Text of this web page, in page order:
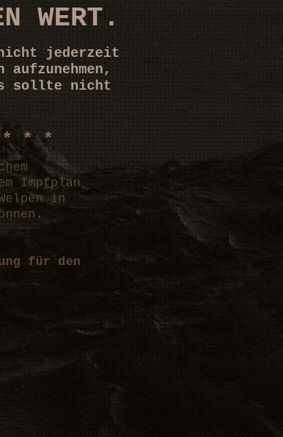
WERT.
nicht jederzeit
sollte nicht
* * *
Impfplan
in
für den